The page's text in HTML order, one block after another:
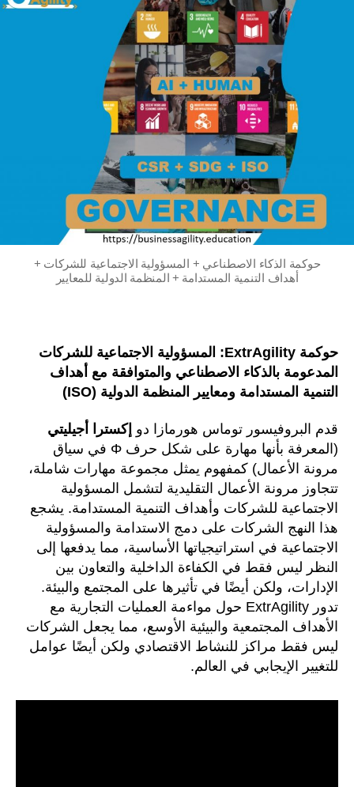
حوكمة الذكاء الاصطناعي + المسؤولية الاجتماعية للشركات +
أهداف التنمية المستدامة + المنظمة الدولية للمعايير
حوكمة ExtrAgility: المسؤولية الاجتماعية للشركات
المدعومة بالذكاء الاصطناعي والمتوافقة مع أهداف
التنمية المستدامة ومعايير المنظمة الدولية (ISO)
قدم البروفيسور توماس هورمازا دو إكسترا أجيليتي
(المعرفة بأنها مهارة على شكل حرف Φ في سياق
مرونة الأعمال) كمفهوم يمثل مجموعة مهارات شاملة،
تتجاوز مرونة الأعمال التقليدية لتشمل المسؤولية
الاجتماعية للشركات وأهداف التنمية المستدامة. يشجع
هذا النهج الشركات على دمج الاستدامة والمسؤولية
الاجتماعية في استراتيجياتها الأساسية، مما يدفعها إلى
النظر ليس فقط في الكفاءة الداخلية والتعاون بين
الإدارات، ولكن أيضًا في تأثيرها على المجتمع والبيئة.
تدور ExtrAgility حول مواءمة العمليات التجارية مع
الأهداف المجتمعية والبيئية الأوسع، مما يجعل الشركات
ليس فقط مراكز للنشاط الاقتصادي ولكن أيضًا عوامل
للتغيير الإيجابي في العالم.